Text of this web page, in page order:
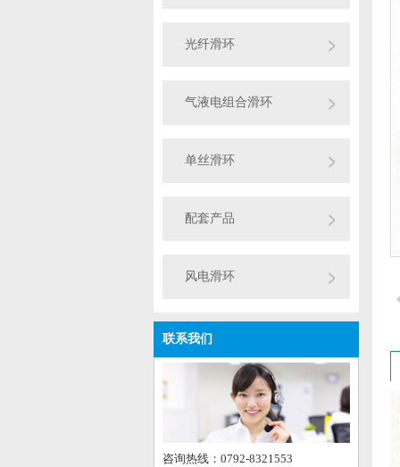
光纤滑环
气液电组合滑环
单丝滑环
配套产品
风电滑环
联系我们
咨询热线：0792-8321553